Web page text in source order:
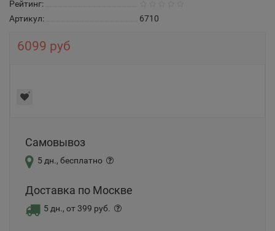
Рейтинг:
Артикул:
6710
6099 руб
Самовывоз
5 дн., бесплатно
Доставка по Москве
5 дн., от 399 руб.